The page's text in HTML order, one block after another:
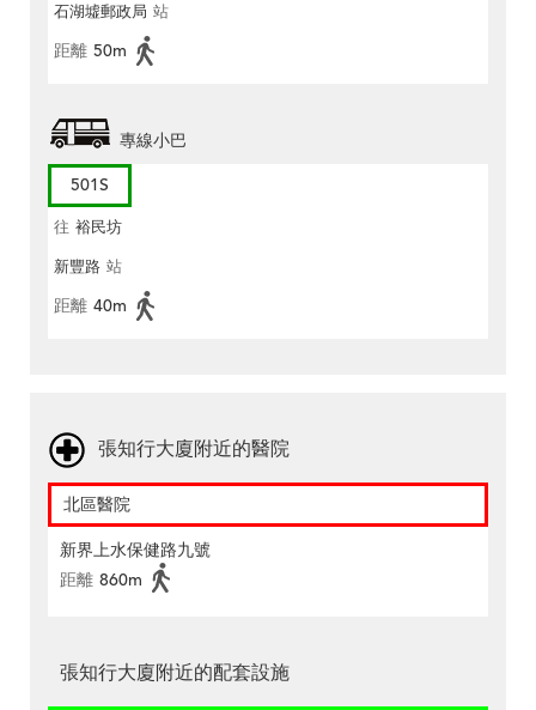
石湖墟郵政局 站
距離 50m
專線小巴
501S
往 裕民坊
新豐路 站
距離 40m
張知行大廈附近的醫院
北區醫院
新界上水保健路九號
距離 860m
張知行大廈附近的配套設施